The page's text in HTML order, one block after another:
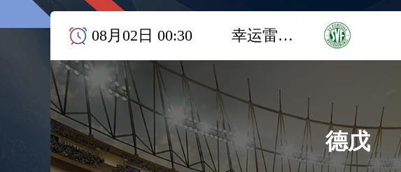
08月02日 00:30 幸运雷根斯堡
德戊